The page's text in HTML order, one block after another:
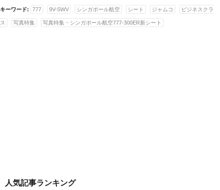
キーワード: 777 9V-SWV シンガポール航空 シート ジャムコ ビジネスクラ
ス 写真特集 写真特集・シンガポール航空777-300ER新シート
人気記事ランキング